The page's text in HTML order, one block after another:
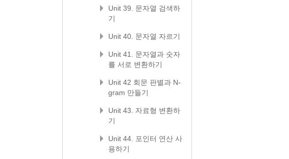
Unit 39. 문자열 검색하
기
Unit 40. 문자열 자르기
Unit 41. 문자열과 숫자
를 서로 변환하기
Unit 42 회문 판별과 N-
gram 만들기
Unit 43. 자료형 변환하
기
Unit 44. 포인터 연산 사
용하기